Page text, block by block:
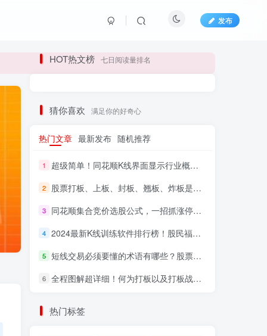
发布
新各大精品创业项目！
新各大精品创业项目！
HOT热文榜 七日阅读量排名
猜你喜欢 满足你的好奇心
热门文章 最新发布 随机推荐
1 超级简单！同花顺K线界面显示行业概念指标代码图解
2 股票打板、上板、封板、翘板、炸板是什么意思？炒股你必须懂的暗语！
3 同花顺集合竞价选股公式，一招抓涨停让你秒变打板高手！
4 2024最新K线训练软件排行榜！股民福利，十款专业分析工具全揭秘！
5 短线交易必须要懂的术语有哪些？股票分时水上、水下是什么意思？
6 全程图解超详细！何为打板以及打板战法的精髓
热门标签
登录 注册